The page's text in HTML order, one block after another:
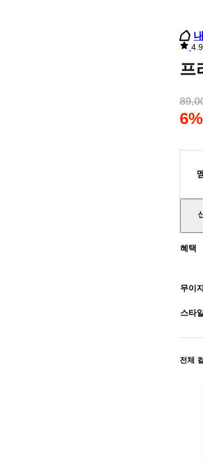
리
별
점
4.9
프
6%
혜택
무이
스타일
전체